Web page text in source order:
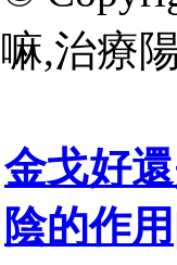
嘛,治療
金戈好
陰的作用